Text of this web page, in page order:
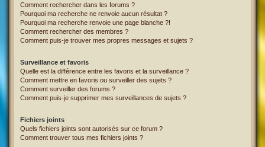
Comment rechercher dans les forums ?
Pourquoi ma recherche ne renvoie aucun résultat ?
Pourquoi ma recherche renvoie une page blanche ?!
Comment rechercher des membres ?
Comment puis-je trouver mes propres messages et sujets ?
Surveillance et favoris
Quelle est la différence entre les favoris et la surveillance ?
Comment mettre en favoris ou surveiller des sujets ?
Comment surveiller des forums ?
Comment puis-je supprimer mes surveillances de sujets ?
Fichiers joints
Quels fichiers joints sont autorisés sur ce forum ?
Comment trouver tous mes fichiers joints ?